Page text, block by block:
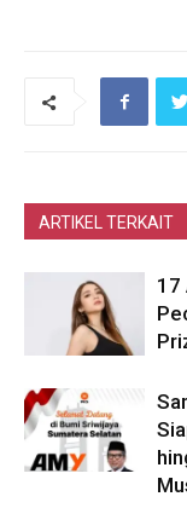
ARTIKEL TERKAIT
17